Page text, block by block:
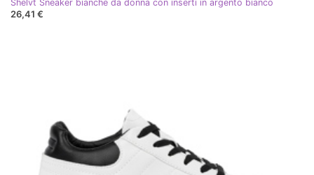
Shelvt Sneaker bianche da donna con inserti in argento bianco
26,41 €